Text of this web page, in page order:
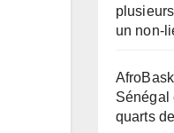
un non-
Sénégal
quarts